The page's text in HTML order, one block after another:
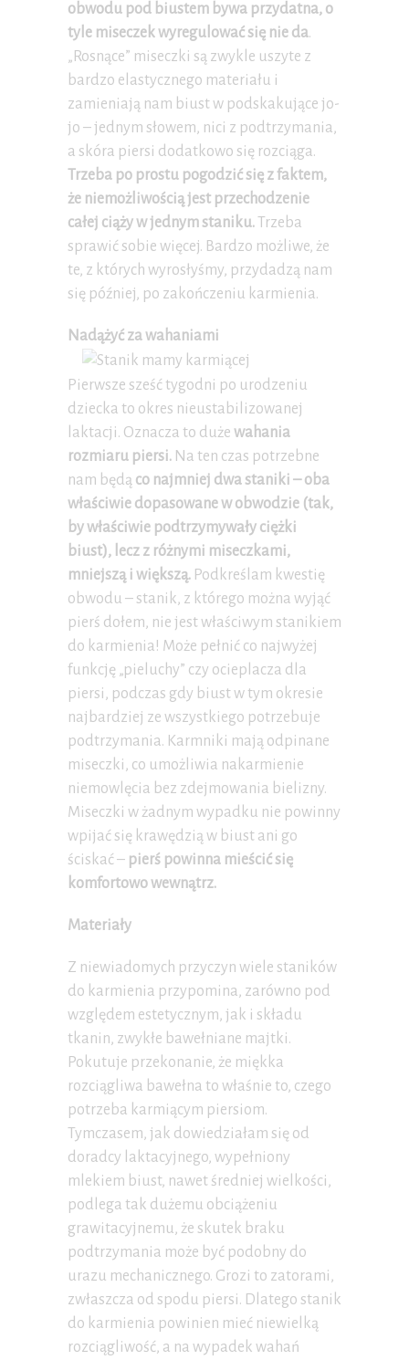
obwodu pod biustem bywa przydatna, o
tyle miseczek wyregulować się nie da.
„Rosnące” miseczki są zwykle uszyte z
bardzo elastycznego materiału i
zamieniają nam biust w podskakujące jo-
jo – jednym słowem, nici z podtrzymania,
a skóra piersi dodatkowo się rozciąga.
Trzeba po prostu pogodzić się z faktem,
że niemożliwością jest przechodzenie
całej ciąży w jednym staniku.Trzeba
sprawić sobie więcej. Bardzo możliwe, że
te, z których wyrosłyśmy, przydadzą nam
się później, po zakończeniu karmienia.
Nadążyć za wahaniami
Pierwsze sześć tygodni po urodzeniu
dziecka to okres nieustabilizowanej
laktacji. Oznacza to duże wahania
rozmiaru piersi. Na ten czas potrzebne
nam będą co najmniej dwa staniki – oba
właściwie dopasowane w obwodzie (tak,
by właściwie podtrzymywały ciężki
biust), lecz z różnymi miseczkami,
mniejszą i większą. Podkreślam kwestię
obwodu – stanik, z którego można wyjąć
pierś dołem, nie jest właściwym stanikiem
do karmienia! Może pełnić co najwyżej
funkcję „pieluchy” czy ocieplacza dla
piersi, podczas gdy biust w tym okresie
najbardziej ze wszystkiego potrzebuje
podtrzymania. Karmniki mają odpinane
miseczki, co umożliwia nakarmienie
niemowlęcia bez zdejmowania bielizny.
Miseczki w żadnym wypadku nie powinny
wpijać się krawędzią w biust ani go
ściskać – pierś powinna mieścić się
komfortowo wewnątrz.
Materiały
Z niewiadomych przyczyn wiele staników
do karmienia przypomina, zarówno pod
względem estetycznym, jak i składu
tkanin, zwykłe bawełniane majtki.
Pokutuje przekonanie, że miękka
rozciągliwa bawełna to właśnie to, czego
potrzeba karmiącym piersiom.
Tymczasem, jak dowiedziałam się od
doradcy laktacyjnego, wypełniony
mlekiem biust, nawet średniej wielkości,
podlega tak dużemu obciążeniu
grawitacyjnemu, że skutek braku
podtrzymania może być podobny do
urazu mechanicznego. Grozi to zatorami,
zwłaszcza od spodu piersi. Dlatego stanik
do karmienia powinien mieć niewielką
rozciągliwość, a na wypadek wahań